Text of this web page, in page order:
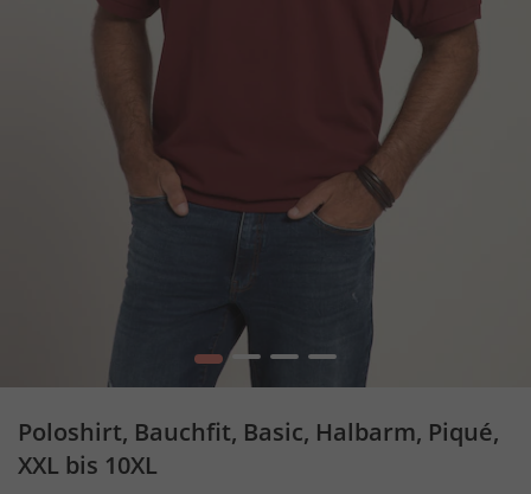
1 2 3 4
Poloshirt, Bauchfit, Basic, Halbarm, Piqué,
XXL bis 10XL